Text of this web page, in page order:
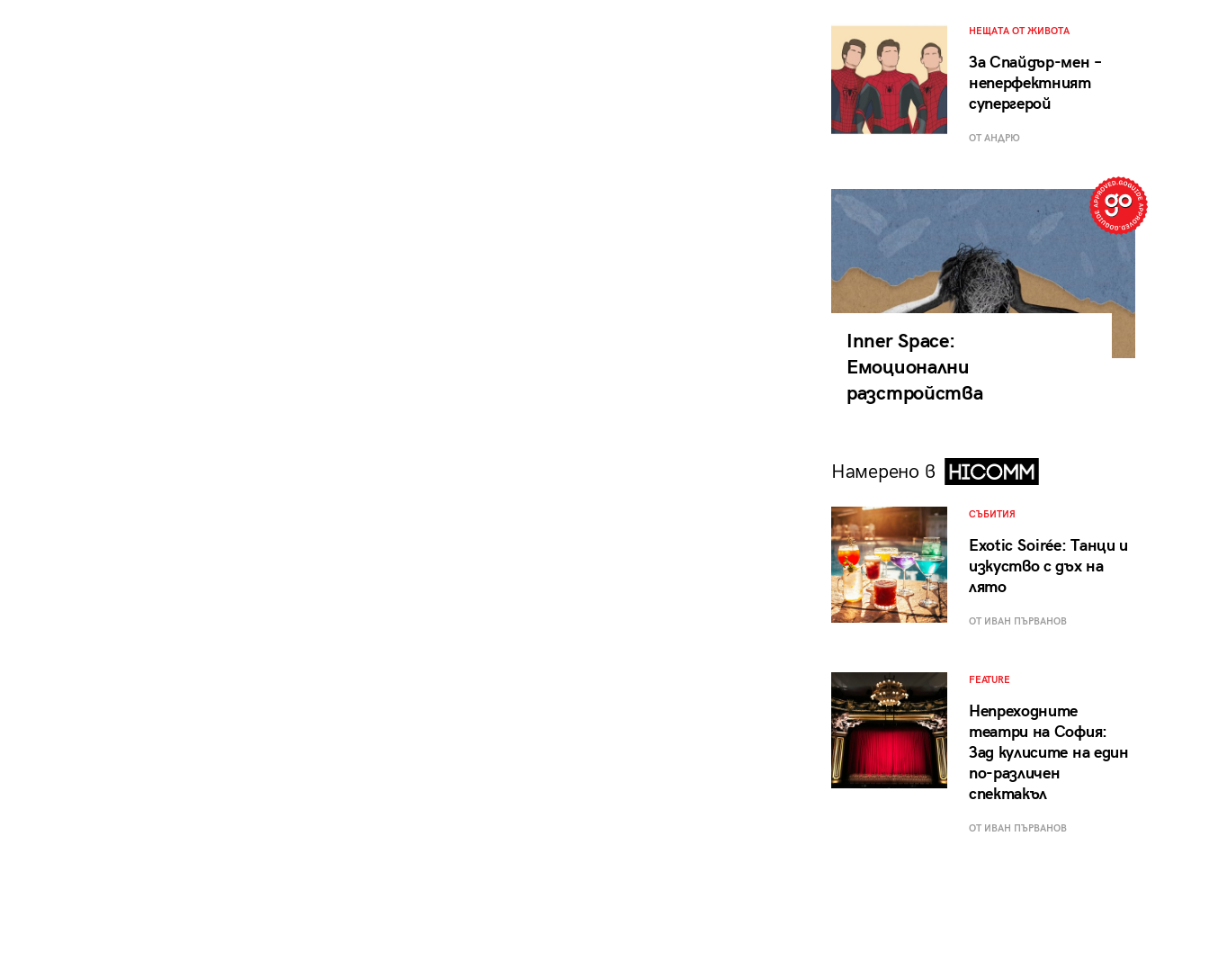
НЕЩАТА ОТ ЖИВОТА
За Спайдър-мен –
неперфектният
супергерой
ОТ АНДРЮ
Inner Space:
Емоционални
разстройства
Намерено в
СЪБИТИЯ
Exotic Soirée: Танци и
изкуство с дъх на
лято
ОТ ИВАН ПЪРВАНОВ
FEATURE
Непреходните
театри на София:
Зад кулисите на един
по-различен
спектакъл
ОТ ИВАН ПЪРВАНОВ